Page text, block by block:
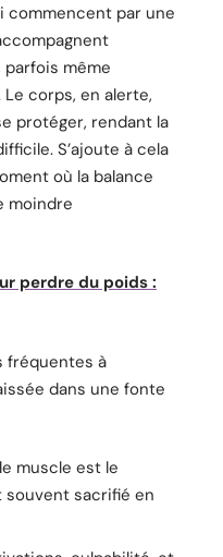
commencent par une
parfois même
corps, en alerte,
protéger, rendant la
S’ajoute à cela
où la balance
moindre
perdre du poids :
fréquentes à
dans une fonte
muscle est le
souvent sacrifié en